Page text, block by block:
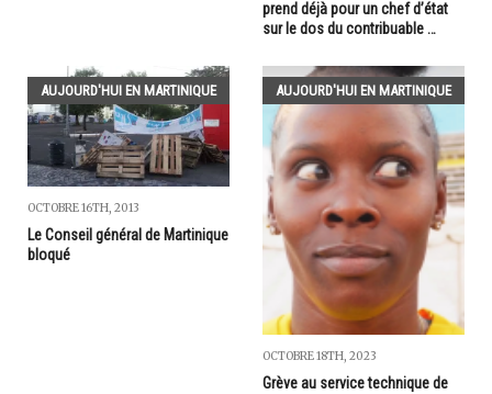
prend déjà pour un chef d’état
sur le dos du contribuable …
AUJOURD'HUI EN MARTINIQUE
OCTOBRE 16TH, 2013
Le Conseil général de Martinique
bloqué
AUJOURD'HUI EN MARTINIQUE
OCTOBRE 18TH, 2023
Grève au service technique de